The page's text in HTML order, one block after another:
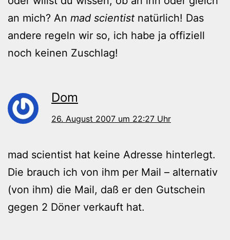
an mich? An mad scientist natürlich! Das
andere regeln wir so, ich habe ja offiziell
noch keinen Zuschlag!
Dom
26. August 2007 um 22:27 Uhr
mad scientist hat keine Adresse hinterlegt.
Die brauch ich von ihm per Mail – alternativ
(von ihm) die Mail, daß er den Gutschein
gegen 2 Döner verkauft hat.